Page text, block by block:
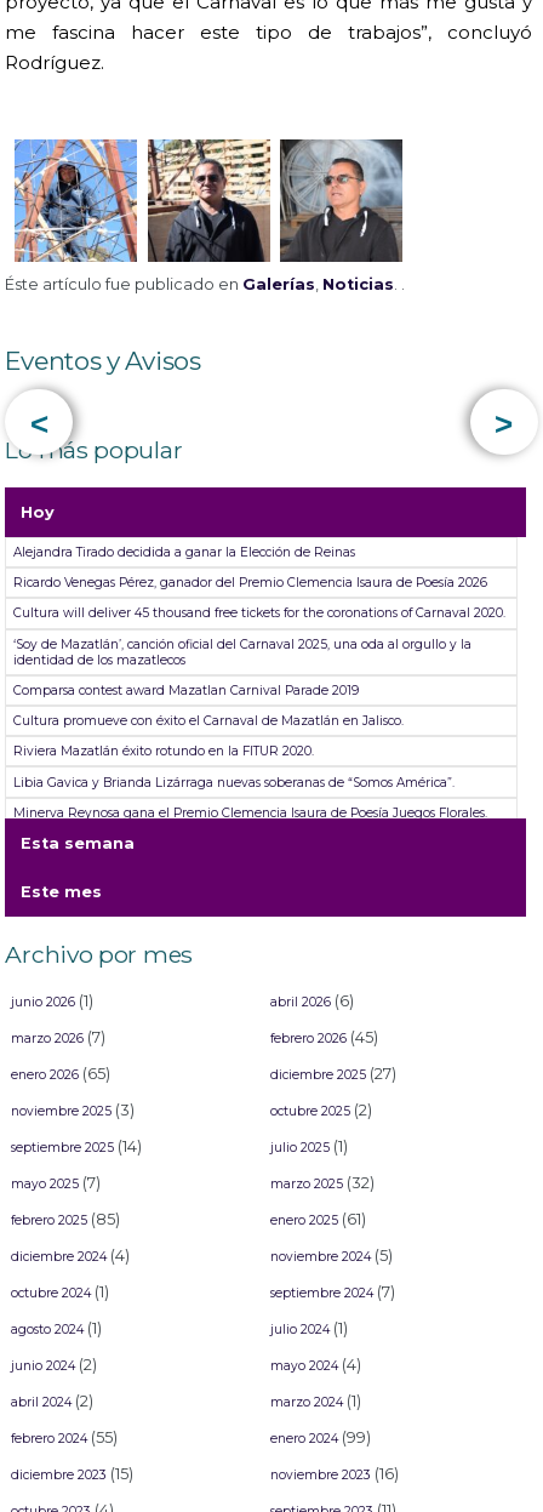
me fascina hacer este tipo de trabajos”, concluyó
Rodríguez.
Éste artículo fue publicado en Galerías, Noticias. .
Eventos y Avisos
< >
Lo más popular
Hoy
Alejandra Tirado decidida a ganar la Elección de Reinas
Ricardo Venegas Pérez, ganador del Premio Clemencia Isaura de Poesía 2026
Cultura will deliver 45 thousand free tickets for the coronations of Carnaval 2020.
‘Soy de Mazatlán’, canción oficial del Carnaval 2025, una oda al orgullo y la
identidad de los mazatlecos
Comparsa contest award Mazatlan Carnival Parade 2019
Cultura promueve con éxito el Carnaval de Mazatlán en Jalisco.
Riviera Mazatlán éxito rotundo en la FITUR 2020.
Libia Gavica y Brianda Lizárraga nuevas soberanas de “Somos América”.
Minerva Reynosa gana el Premio Clemencia Isaura de Poesía Juegos Florales.
Riviera Mazatlan resounding success at FITUR 2020
Esta semana
Este mes
Archivo por mes
junio 2026(1) abril 2026(6)
marzo 2026(7) febrero 2026(45)
enero 2026(65) diciembre 2025(27)
noviembre 2025(3) octubre 2025(2)
septiembre 2025(14) julio 2025(1)
mayo 2025(7) marzo 2025(32)
febrero 2025(85) enero 2025(61)
diciembre 2024(4) noviembre 2024(5)
octubre 2024(1) septiembre 2024(7)
agosto 2024(1) julio 2024(1)
junio 2024(2) mayo 2024(4)
abril 2024(2) marzo 2024(1)
febrero 2024(55) enero 2024(99)
diciembre 2023 (15) noviembre 2023 (16)